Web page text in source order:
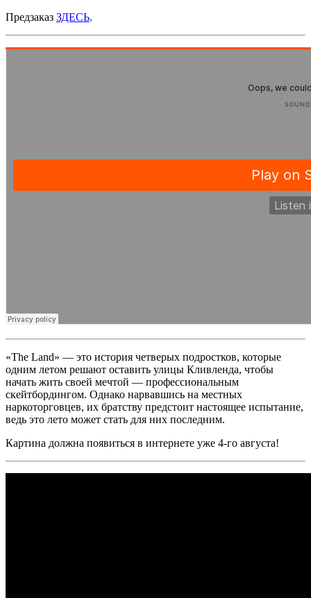
Предзаказ ЗДЕСЬ.
«The Land» — это история четверых подростков, которые
одним летом решают оставить улицы Кливленда, чтобы
начать жить своей мечтой — профессиональным
скейтбордингом. Однако нарвавшись на местных
наркоторговцев, их братству предстоит настоящее испытание,
ведь это лето может стать для них последним.
Картина должна появиться в интернете уже 4-го августа!